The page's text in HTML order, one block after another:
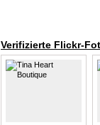
Verifizierte Flickr-